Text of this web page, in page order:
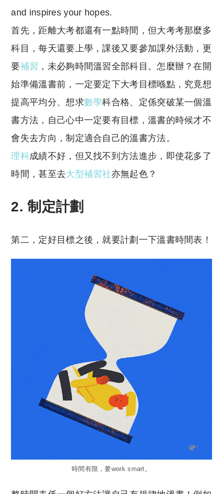
and inspires your hopes.
首先，距離大考都還有一點時間，但大考考那麼多
科目，每天還要上學，課後又要參加課外活動，更
要補習 ，未必夠時間溫習全部科目。怎麼辦？在開
始準備溫書前，一定要定下大考目標喺點，究竟想
提高平均分、想求數學科合格、定係突破某一個溫
書方法，自己心中一定要有目標，溫書的時候才不
會失去方向，制定適合自己的溫書方法。
理科成績不好，但又找不到方法進步，即使花多了
時間，甚至去大型補習社亦無起色？
2. 制定計劃
第二，定好目標之後，就要計劃一下溫書時間表！
時間有限，要work smart。